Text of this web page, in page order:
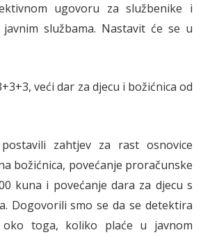
ugovoru za službenike i
službama. Nastavit će se u
veći dar za djecu i božićnica od
zahtjev za rast osnovice
božićnica, povećanje proračunske
kuna i povećanje dara za djecu s
Dogovorili smo se da se detektira
oko toga, koliko plaće u javnom